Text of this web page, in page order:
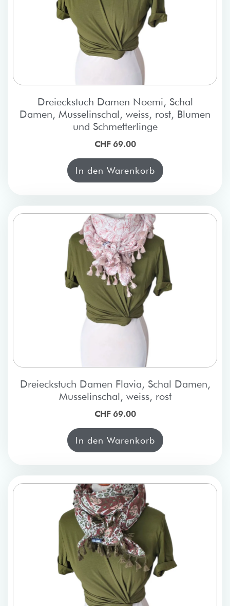
Dreieckstuch Damen Noemi, Schal
Damen, Musselinschal, weiss, rost, Blumen
und Schmetterlinge
CHF 69.00
In den Warenkorb
Dreieckstuch Damen Flavia, Schal Damen,
Musselinschal, weiss, rost
CHF 69.00
In den Warenkorb